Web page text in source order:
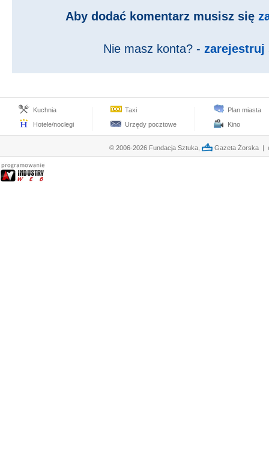
Aby dodać komentarz musisz się
Nie masz konta? - zarejestruj
Kuchnia
Hotele/noclegi
Taxi
Urzędy pocztowe
Plan miasta
Kino
© 2006-2026 Fundacja Sztuka, Gazeta Żorska |